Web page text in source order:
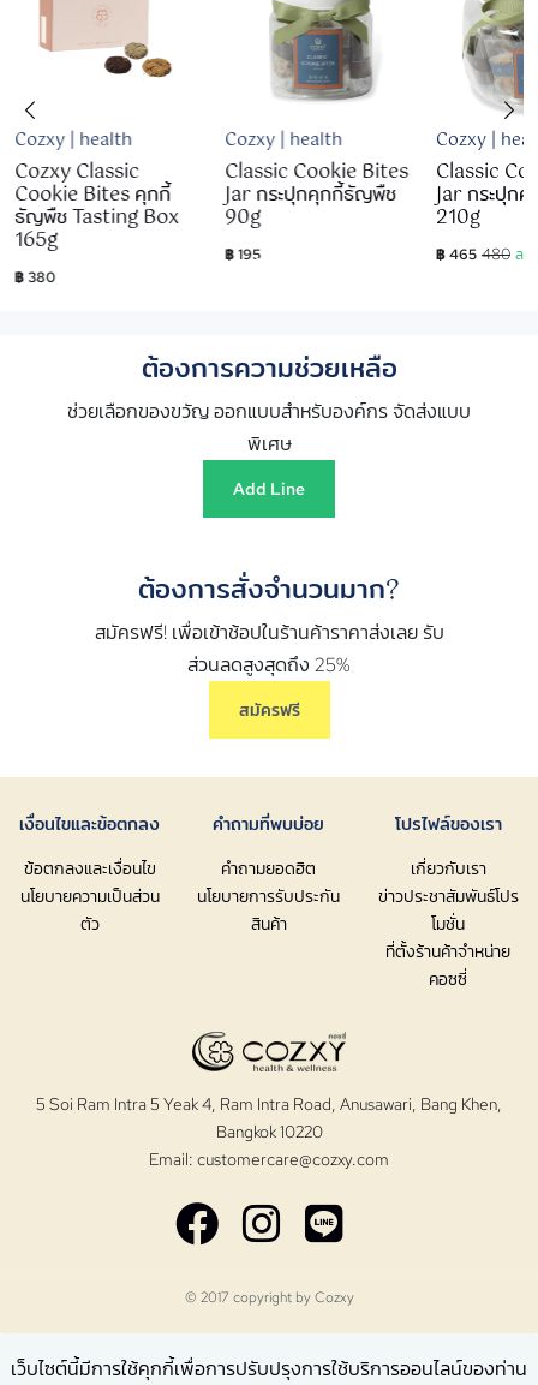
Cozxy | health
Cozxy Classic
Cookie Bites คุกกี้
ธัญพืช Tasting Box
165g
฿ 380
Cozxy | health
Classic Cookie Bites
Jar กระปุกคุกกี้ธัญพืช
90g
฿ 195
Cozxy |
Classic
Jar กระปุก
210g
฿ 465 480 ลด
ต้องการความช่วยเหลือ
ช่วยเลือกของขวัญ ออกแบบสำหรับองค์กร จัดส่งแบบ
พิเศษ
Add Line
ต้องการสั่งจำนวนมาก?
สมัครฟรี! เพื่อเข้าช้อปในร้านค้าราคาส่งเลย รับ
ส่วนลดสูงสุดถึง 25%
สมัครฟรี
เงื่อนไขและข้อตกลง
ข้อตกลงและเงื่อนไข
นโยบายความเป็นส่วน
ตัว
คำถามที่พบบ่อย
คำถามยอดฮิต
นโยบายการรับประกัน
สินค้า
โปรไฟล์ของเรา
เกี่ยวกับเรา
ข่าวประชาสัมพันธ์โปร
โมชั่น
ที่ตั้งร้านค้าจำหน่าย
คอซซี่
5 Soi Ram Intra 5 Yeak 4, Ram Intra Road, Anusawari, Bang Khen,
Bangkok 10220
Email: customercare@cozxy.com
© 2017 copyright byCozxy
เว็บไซต์นี้มีการใช้คุกกี้เพื่อการปรับปรุงการใช้บริการออนไลน์ของท่าน